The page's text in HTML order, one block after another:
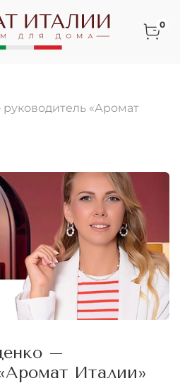
0
«Аромат
–
Италии»